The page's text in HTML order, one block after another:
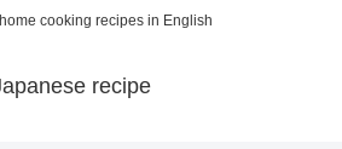
cooking recipes in English
recipe